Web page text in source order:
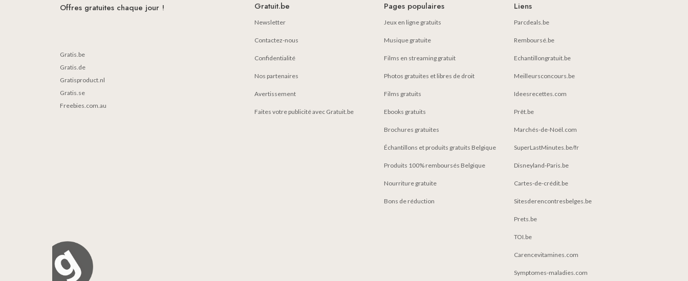
Offres gratuites chaque jour !
Gratis.be
Gratis.de
Gratisproduct.nl
Gratis.se
Freebies.com.au
Gratuit.be
Newsletter
Contactez-nous
Confidentialité
Nos partenaires
Avertissement
Faites votre publicité avec Gratuit.be
Pages populaires
Jeux en ligne gratuits
Musique gratuite
Films en streaming gratuit
Photos gratuites et libres de droit
Films gratuits
Ebooks gratuits
Brochures gratuites
Échantillons et produits gratuits Belgique
Produits 100% remboursés Belgique
Nourriture gratuite
Bons de réduction
Liens
Parcdeals.be
Remboursé.be
Echantillongratuit.be
Meilleursconcours.be
Ideesrecettes.com
Prêt.be
Marchés-de-Noël.com
SuperLastMinutes.be/fr
Disneyland-Paris.be
Cartes-de-crédit.be
Sitesderencontresbelges.be
Prets.be
TOI.be
Carencevitamines.com
Symptomes-maladies.com